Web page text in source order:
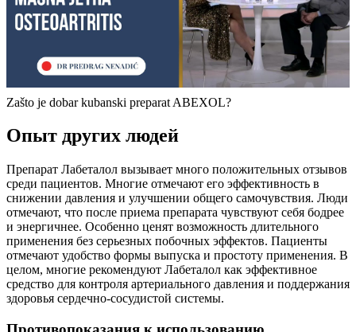
Zašto je dobar kubanski preparat ABEXOL?
Опыт других людей
Препарат Лабеталол вызывает много положительных отзывов
среди пациентов. Многие отмечают его эффективность в
снижении давления и улучшении общего самочувствия. Люди
отмечают, что после приема препарата чувствуют себя бодрее
и энергичнее. Особенно ценят возможность длительного
применения без серьезных побочных эффектов. Пациенты
отмечают удобство формы выпуска и простоту применения. В
целом, многие рекомендуют Лабеталол как эффективное
средство для контроля артериального давления и поддержания
здоровья сердечно-сосудистой системы.